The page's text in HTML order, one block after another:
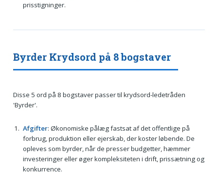
prisstigninger.
Byrder Krydsord på 8 bogstaver
Disse 5 ord på 8 bogstaver passer til krydsord-ledetråden
'Byrder'.
Afgifter: Økonomiske pålæg fastsat af det offentlige på
forbrug, produktion eller ejerskab, der koster løbende. De
opleves som byrder, når de presser budgetter, hæmmer
investeringer eller øger kompleksiteten i drift, prissætning og
konkurrence.